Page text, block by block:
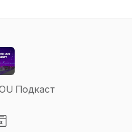
Подкаст